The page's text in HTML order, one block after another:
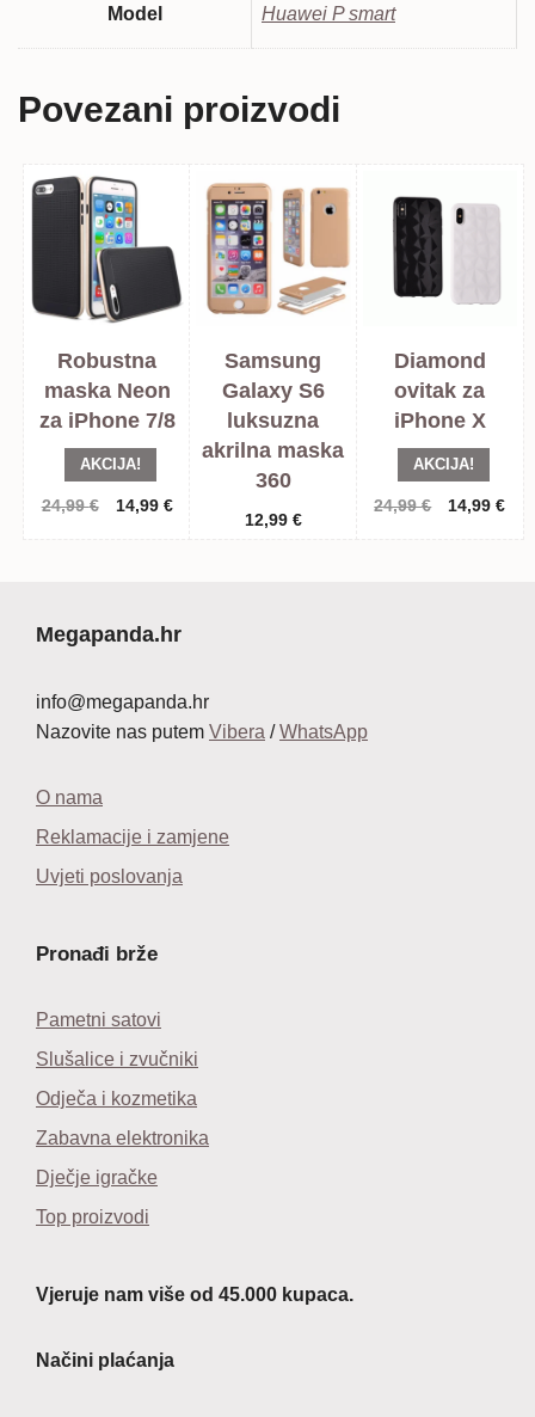
Model Huawei P smart
Povezani proizvodi
Robustna
maska Neon
za iPhone 7/8
AKCIJA!
24,99€
Izvorna
14,99 €Trenutna
Samsung
Galaxy S6
luksuzna
akrilna maska
360
12,99 €
Diamond
ovitak za
iPhone X
AKCIJA!
24,99€
Izvorna
14,99€
Megapanda.hr
info@megapanda.hr
Nazovite nas putem Vibera /WhatsApp
O nama
Reklamacije i zamjene
Uvjeti poslovanja
Pronađi brže
Pametni satovi
Slušalice i zvučniki
Odječa i kozmetika
Zabavna elektronika
Dječje igračke
Top proizvodi
Vjeruje nam više od 45.000 kupaca.
Načini plaćanja